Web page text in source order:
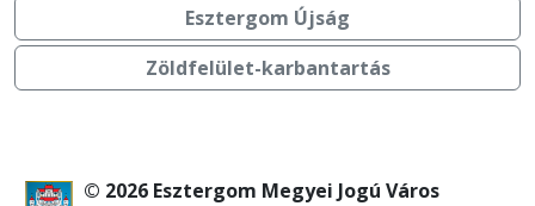
Esztergom Újság
Zöldfelület-karbantartás
© 2026 Esztergom Megyei Jogú Város